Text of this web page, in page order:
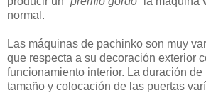
normal.
Las máquinas de pachinko son muy
que respecta a su decoración exterior
funcionamiento interior. La duración de
tamaño y colocación de las puertas